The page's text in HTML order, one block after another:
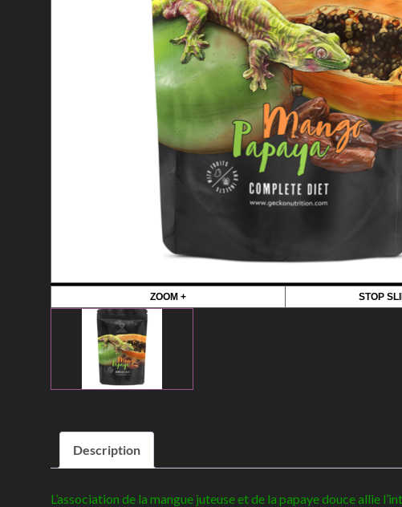
ZOOM + STOP
Description
L’association de la mangue juteuse et de la papaye douce allie